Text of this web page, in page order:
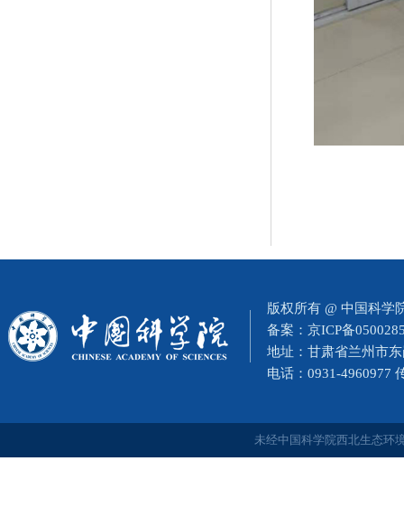
版权所有 @ 中国科学
备案： 京ICP备
地址：甘肃省兰州市
电话：0931-4960977
未经中国科学院西北生态环